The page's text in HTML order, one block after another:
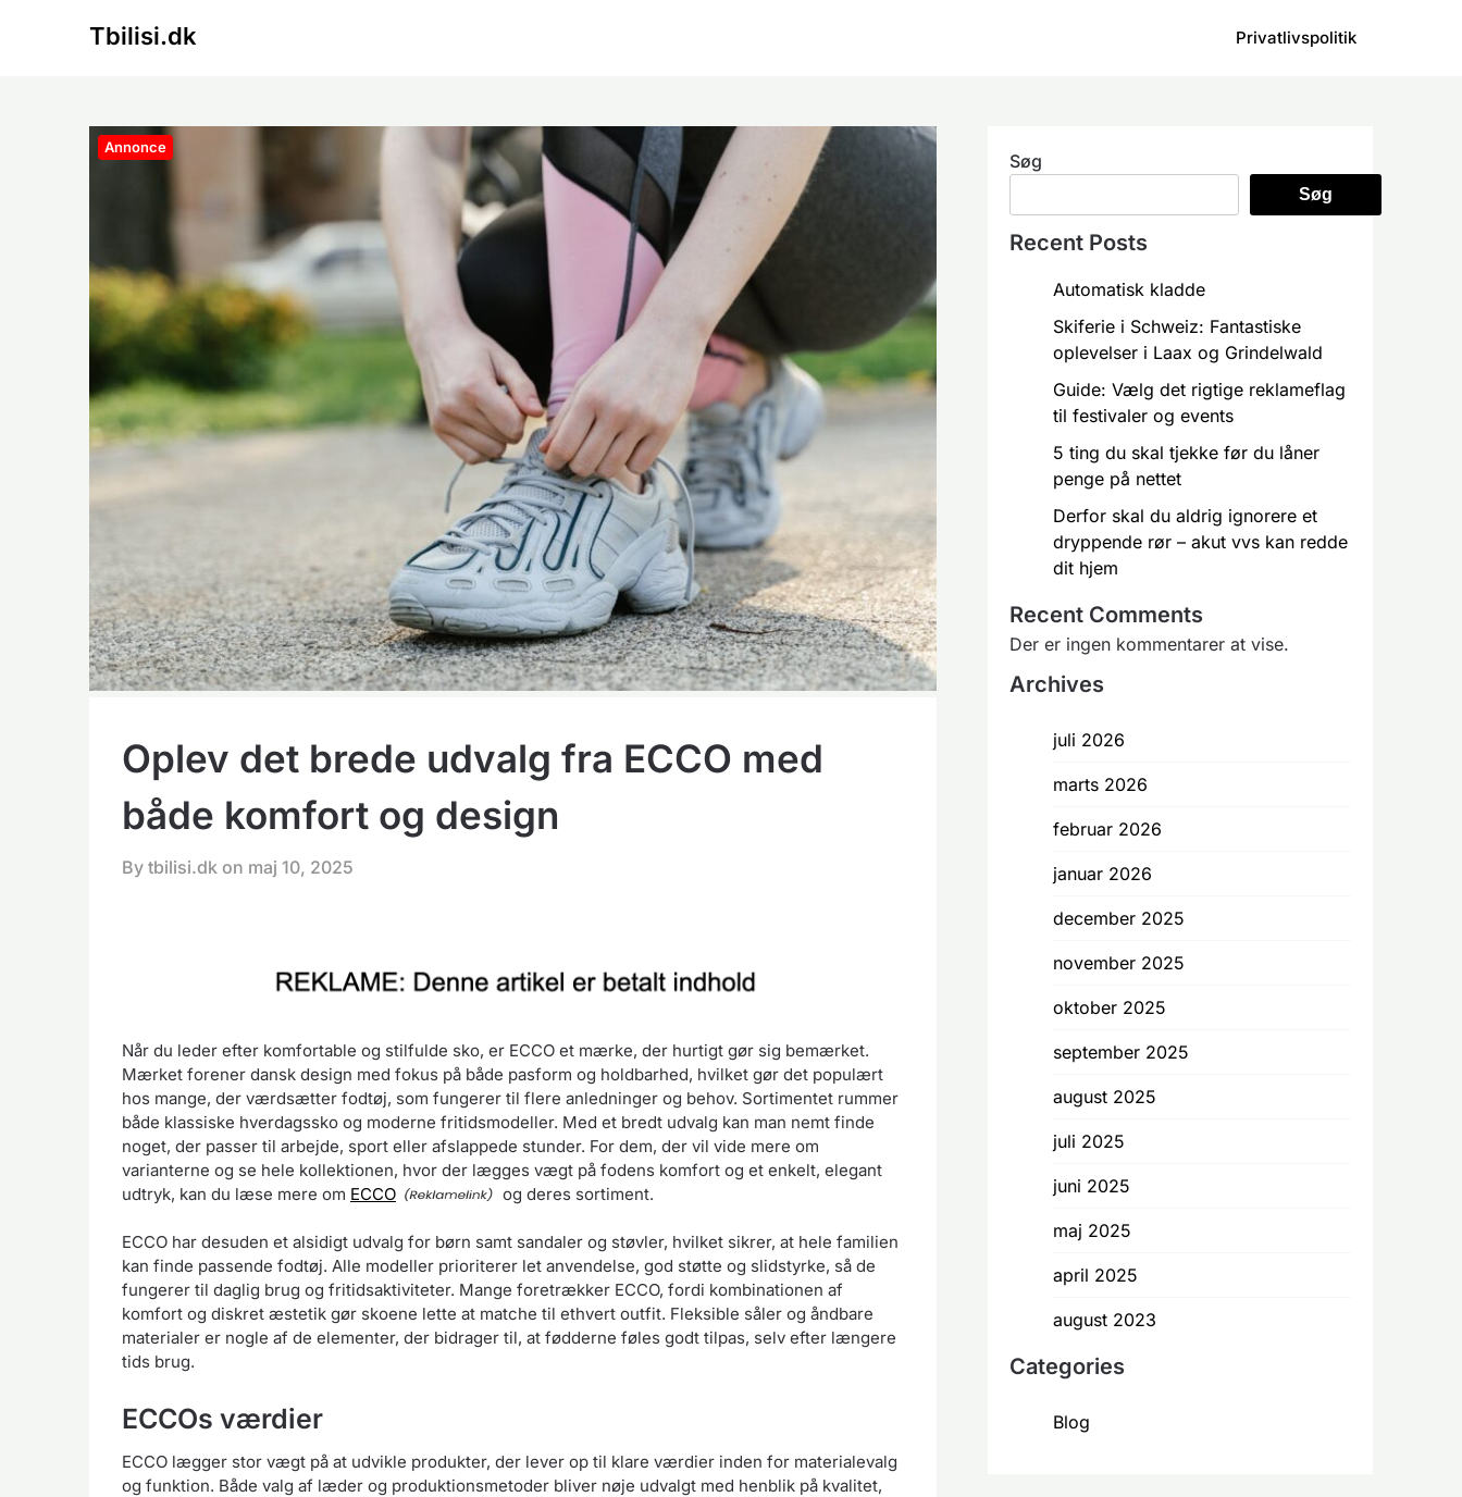
Tbilisi.dk Privatlivspolitik
Annonce
Oplev det brede udvalg fra ECCO med
både komfort og design
By tbilisi.dk on maj 10, 2025
Når du leder efter komfortable og stilfulde sko, er ECCO et mærke, der hurtigt gør sig bemærket.
Mærket forener dansk design med fokus på både pasform og holdbarhed, hvilket gør det populært
hos mange, der værdsætter fodtøj, som fungerer til flere anledninger og behov. Sortimentet rummer
både klassiske hverdagssko og moderne fritidsmodeller. Med et bredt udvalg kan man nemt finde
noget, der passer til arbejde, sport eller afslappede stunder. For dem, der vil vide mere om
varianterne og se hele kollektionen, hvor der lægges vægt på fodens komfort og et enkelt, elegant
udtryk, kan du læse mere om ECCO og deres sortiment.
ECCO har desuden et alsidigt udvalg for børn samt sandaler og støvler, hvilket sikrer, at hele familien
kan finde passende fodtøj. Alle modeller prioriterer let anvendelse, god støtte og slidstyrke, så de
fungerer til daglig brug og fritidsaktiviteter. Mange foretrækker ECCO, fordi kombinationen af
komfort og diskret æstetik gør skoene lette at matche til ethvert outfit. Fleksible såler og åndbare
materialer er nogle af de elementer, der bidrager til, at fødderne føles godt tilpas, selv efter længere
tids brug.
ECCOs værdier
ECCO lægger stor vægt på at udvikle produkter, der lever op til klare værdier inden for materialevalg
og funktion. Både valg af læder og produktionsmetoder bliver nøje udvalgt med henblik på kvalitet,
Søg
Søg
Recent Posts
Automatisk kladde
Skiferie i Schweiz: Fantastiske
oplevelser i Laax og Grindelwald
Guide: Vælg det rigtige reklameflag
til festivaler og events
5 ting du skal tjekke før du låner
penge på nettet
Derfor skal du aldrig ignorere et
dryppende rør – akut vvs kan redde
dit hjem
Recent Comments
Der er ingen kommentarer at vise.
Archives
juli 2026
marts 2026
februar 2026
januar 2026
december 2025
november 2025
oktober 2025
september 2025
august 2025
juli 2025
juni 2025
maj 2025
april 2025
august 2023
Categories
Blog